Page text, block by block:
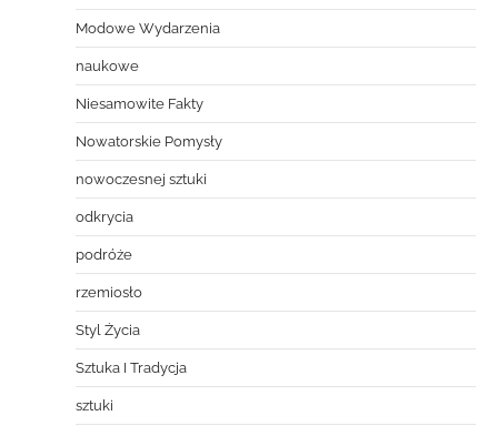
Modowe Wydarzenia
naukowe
Niesamowite Fakty
Nowatorskie Pomysły
nowoczesnej sztuki
odkrycia
podróże
rzemiosło
Styl Życia
Sztuka I Tradycja
sztuki